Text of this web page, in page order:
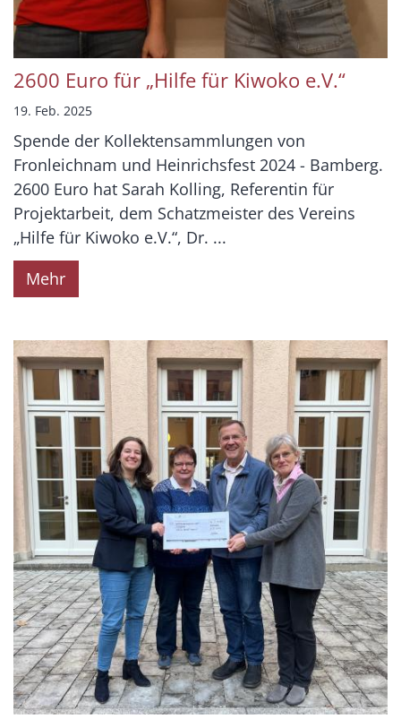
2600 Euro für „Hilfe für Kiwoko e.V.“
19. Feb. 2025
Spende der Kollektensammlungen von
Fronleichnam und Heinrichsfest 2024 - Bamberg.
2600 Euro hat Sarah Kolling, Referentin für
Projektarbeit, dem Schatzmeister des Vereins
„Hilfe für Kiwoko e.V.“, Dr. ...
Mehr